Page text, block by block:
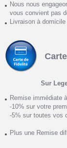
Nous nous
vous convient pas
Livraison à
Sur
Remise immédiate
-10% sur votre
-5% sur toutes vos
Plus une Remise